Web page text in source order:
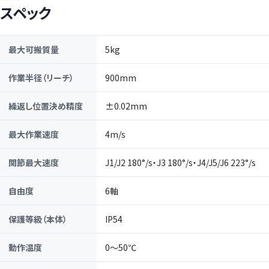
スペック
最大可搬質量 5kg
作業半径（リーチ） 900mm
繰返し位置決め精度 ±0.02mm
最大作業速度 4m/s
関節最大速度 J1/J2 180°/s・J3 180°/s・J4/J5/J6 223°/s
自由度 6軸
保護等級（本体） IP54
動作温度 0〜50℃